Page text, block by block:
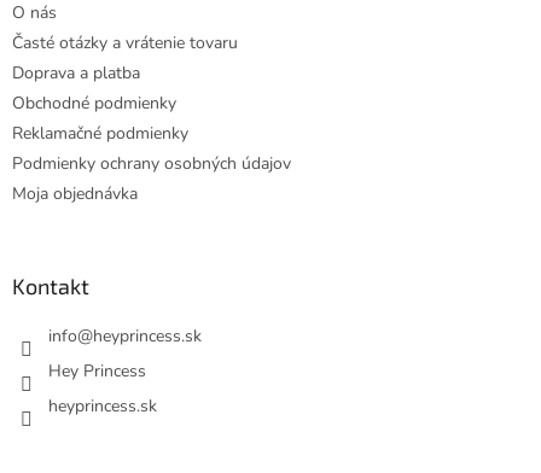
O nás
Časté otázky a vrátenie tovaru
Doprava a platba
Obchodné podmienky
Reklamačné podmienky
Podmienky ochrany osobných údajov
Moja objednávka
Kontakt
info@heyprincess.sk
Hey Princess
heyprincess.sk